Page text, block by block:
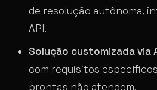
de resolução autônoma,
API.
Solução customizada via
com requisitos
prontas não atendem.